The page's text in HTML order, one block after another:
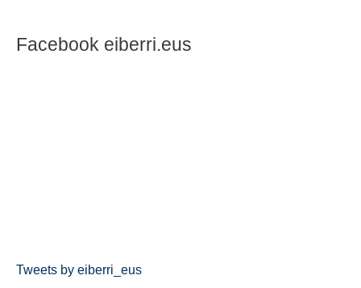
Facebook eiberri.eus
Tweets by eiberri_eus